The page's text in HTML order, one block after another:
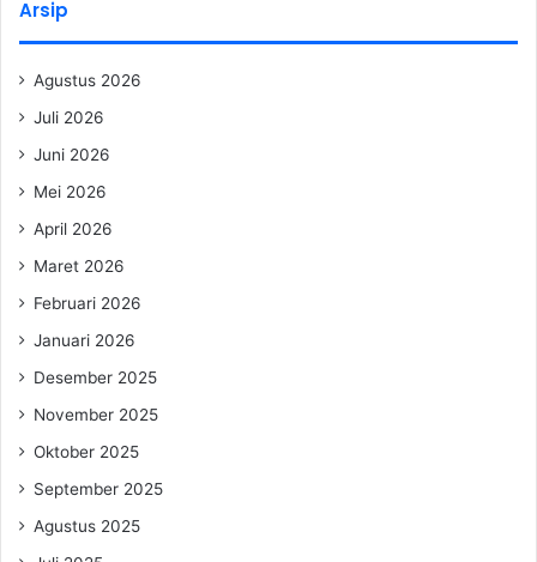
Arsip
Agustus 2026
Juli 2026
Juni 2026
Mei 2026
April 2026
Maret 2026
Februari 2026
Januari 2026
Desember 2025
November 2025
Oktober 2025
September 2025
Agustus 2025